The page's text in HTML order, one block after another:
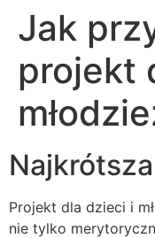
Jak
projekt
Projekt dla dzieci i
nie tylko